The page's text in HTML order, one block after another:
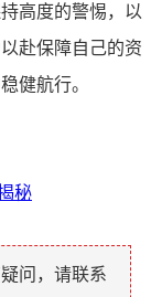
高度的警惕，以
赴保障自己的资
健航行。
秘
问，请联系